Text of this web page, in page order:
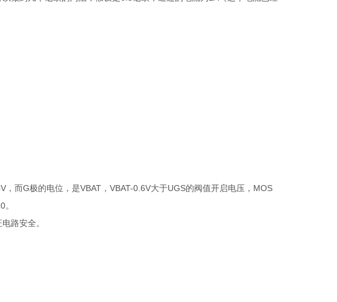
而G极的电位，是VBAT，VBAT-0.6V大于UGS的阀值开启电压，MOS
路安全。